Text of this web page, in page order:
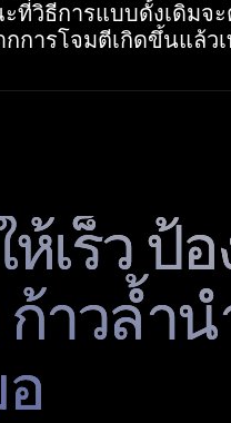
ที่วิธีการแบบดั้งเดิมจ
กการโจมตีเกิดขึ้นแล้ว
ห้เร็ว ป้
ก้าวล้ำ